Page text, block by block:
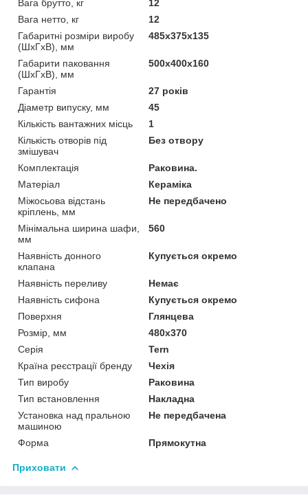
Вага брутто, кг
12
Вага нетто, кг
12
Габаритні розміри виробу
(ШхГхВ), мм
485х375х135
Габарити паковання
(ШхГхВ), мм
500х400х160
Гарантія
27 років
Діаметр випуску, мм
45
Кількість вантажних місць
1
Кількість отворів під
змішувач
Без отвору
Комплектація
Раковина.
Матеріал
Кераміка
Міжосьова відстань
кріплень, мм
Не передбачено
Мінімальна ширина шафи,
мм
560
Наявність донного
клапана
Купується окремо
Наявність переливу
Немає
Наявність сифона
Купується окремо
Поверхня
Глянцева
Розмір, мм
480х370
Серія
Tern
Країна реєстрації бренду
Чехія
Тип виробу
Раковина
Тип встановлення
Накладна
Установка над пральною
машиною
Не передбачена
Форма Прямокутна
Приховати